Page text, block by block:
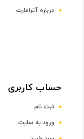
صفحه نمایش
درباره آترامارت
حساب کاربری
ثبت نام
ورود به سایت